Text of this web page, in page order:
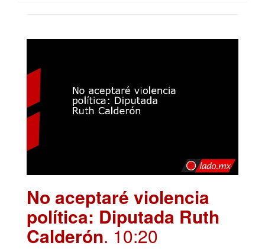
No aceptaré violencia
política: Diputada Ruth
Calderón. 10:20